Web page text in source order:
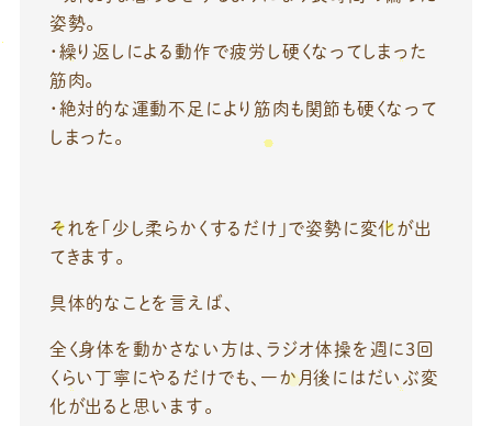
姿勢。
・繰り返しによる動作で疲労し硬くなってしまった
筋肉。
・絶対的な運動不足により筋肉も関節も硬くなって
しまった。
それを「少し柔らかくするだけ」で姿勢に変化が出
てきます。
具体的なことを言えば、
全く身体を動かさない方は、ラジオ体操を週に3回
くらい丁寧にやるだけでも、一か月後にはだいぶ変
化が出ると思います。